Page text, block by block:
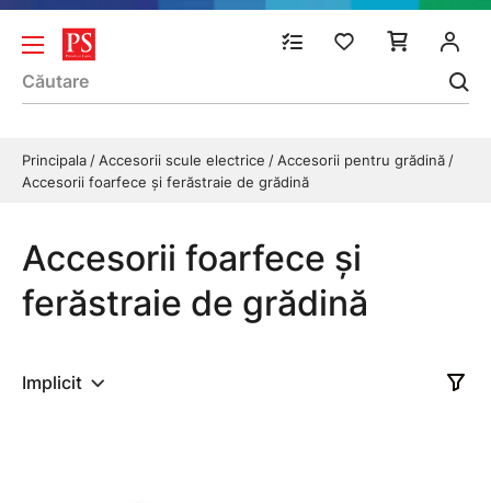
Principala Accesorii scule electrice
Accesorii pentru grădină
Accesorii foarfece şi ferăstraie de grădină
Accesorii foarfece şi
ferăstraie de grădină
Implicit